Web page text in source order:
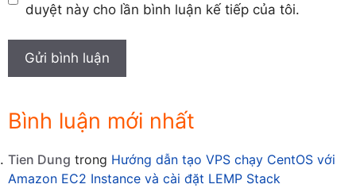
duyệt này cho lần bình luận kế tiếp của tôi.
Bình luận mới nhất
Tien Dung trong Hướng dẫn tạo VPS chạy CentOS với
Amazon EC2 Instance và cài đặt LEMP Stack